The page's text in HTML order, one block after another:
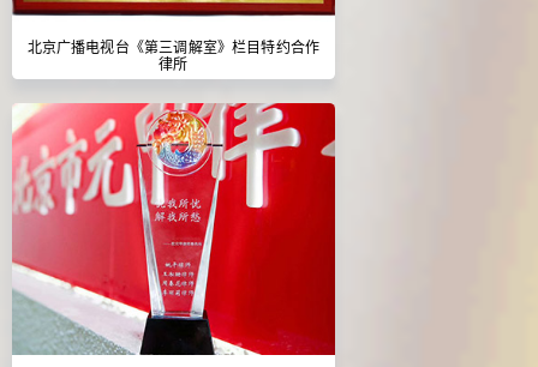
北京广播电视台《第三调解室》栏目特约合作
律所